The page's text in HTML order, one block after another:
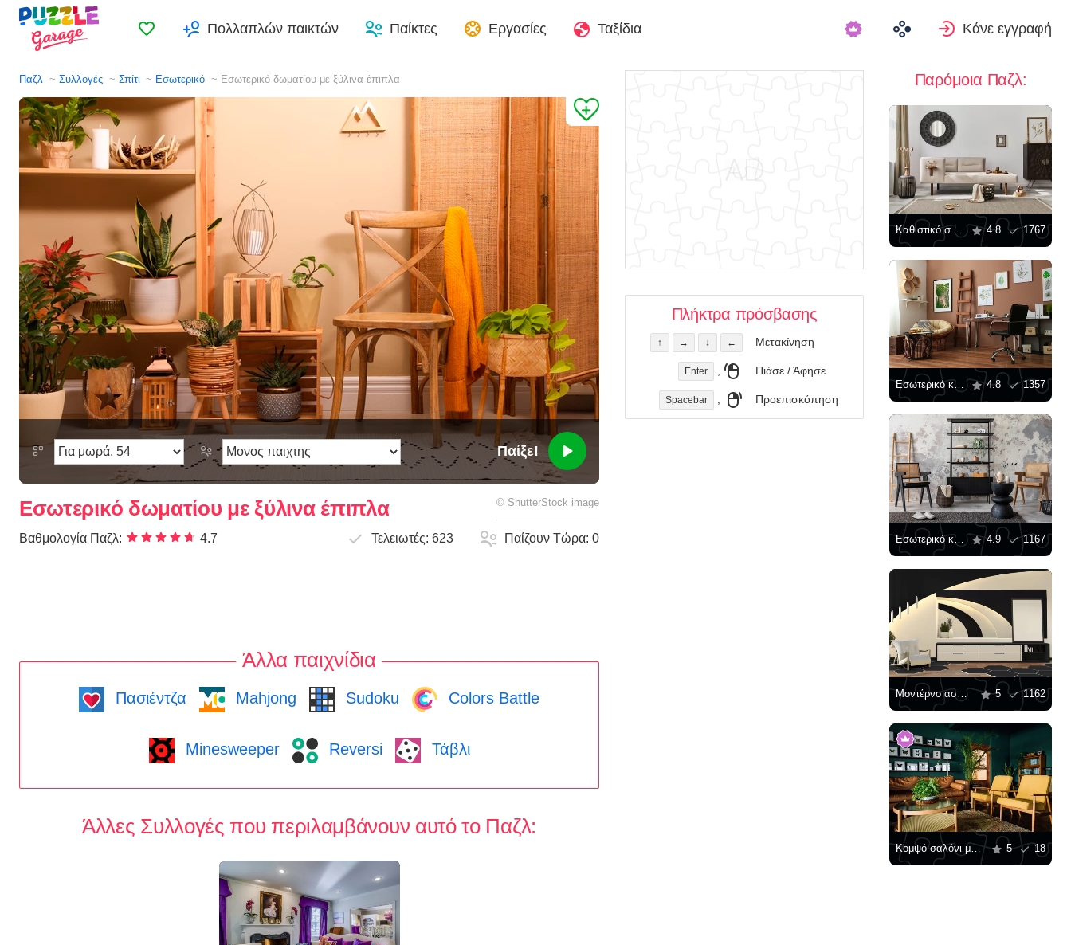
ΑγαπημέναΠολλαπλών παικτών Παίκτες Εργασίες Ταξίδια Κάνε εγγραφή
Παζλ Συλλογές Σπίτι Εσωτερικό Εσωτερικό δωματίου με ξύλινα έπιπλα
Παίξε!
Εσωτερικό δωματίου με ξύλινα έπιπλα © ShutterStock image
Βαθμολογία Παζλ: 4.7 Τελειωτές:623 Παίζουν Τώρα:0
Άλλα παιχνίδια
Πασιέντζα Mahjong Sudoku Colors Battle
Minesweeper Reversi Τάβλι
Άλλες Συλλογές που περιλαμβάνουν αυτό το Παζλ:
Πλήκτρα πρόσβασης
↑ → ↓ ← Μετακίνηση
Enter , Πιάσε / Άφησε
Spacebar , Προεπισκόπηση
Παρόμοια Παζλ:
Καθιστικό σε έθνικ στιλ 4.8 1767
Εσωτερικό καθιστικού με χώρο εργασίας 4.8 1357
Εσωτερικό καθιστικού με μαύρα έπιπλα 4.9 1167
Μοντέρνο ασπρόμαυρο σαλόνι 5 1162
Κομψό σαλόνι με καφέ έπιπλα 5 18